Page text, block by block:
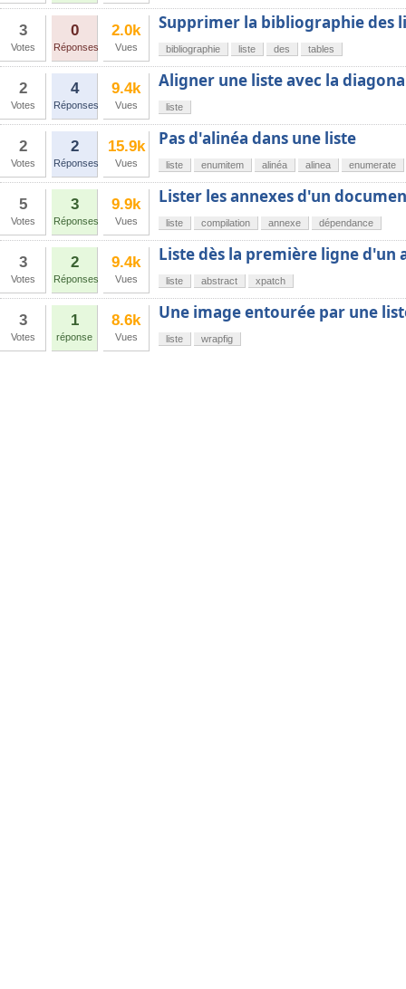
3
Votes
0
Réponses
2.0k
Vues
Supprimer la bibliographie des
bibliographie liste des tables
2
Votes
4
Réponses
9.4k
Vues
Aligner une liste avec la
liste
2
Votes
2
Réponses
15.9k
Vues
Pas d'alinéa dans une liste
liste enumitem alinéa alinea enumerate
5
Votes
3
Réponses
9.9k
Vues
Lister les annexes d'un
liste compilation annexe dépendance
3
Votes
2
Réponses
9.4k
Vues
Liste dès la première ligne d'un
liste abstract xpatch
3
Votes
1
réponse
8.6k
Vues
Une image entourée par une
liste wrapfig